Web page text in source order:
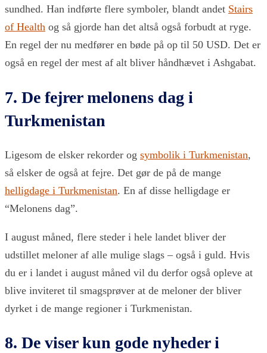
sundhed. Han indførte flere symboler, blandt andet Stairs
of Health og så gjorde han det altså også forbudt at ryge.
En regel der nu medfører en bøde på op til 50 USD. Det er
også en regel der mest af alt bliver håndhævet i Ashgabat.
7. De fejrer melonens dag i
Turkmenistan
Ligesom de elsker rekorder og symbolik i Turkmenistan,
så elsker de også at fejre. Det gør de på de mange
helligdage i Turkmenistan. En af disse helligdage er
“Melonens dag”.
I august måned, flere steder i hele landet bliver der
udstillet meloner af alle mulige slags – også i guld. Hvis
du er i landet i august måned vil du derfor også opleve at
blive inviteret til smagsprøver at de meloner der bliver
dyrket i de mange regioner i Turkmenistan.
8. De viser kun gode nyheder i